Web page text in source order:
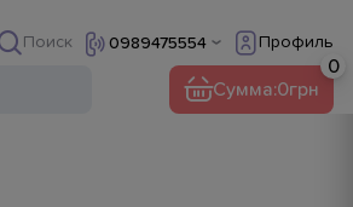
Поиск 0989475554 Профиль
Сумма:0